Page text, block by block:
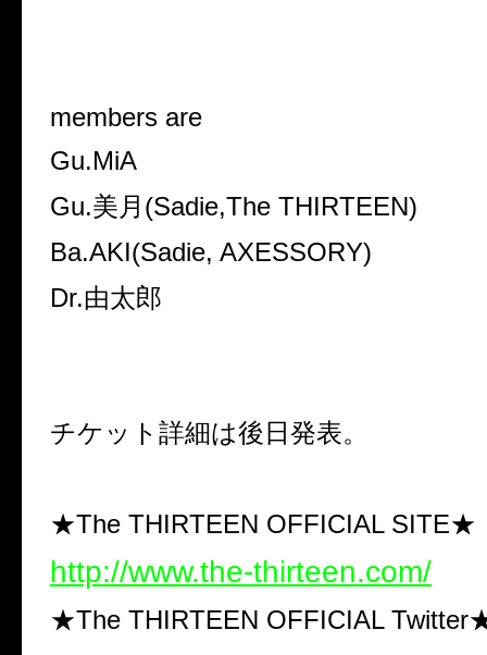
members are
Gu.MiA
Gu.美月 (Sadie,The THIRTEEN)
Ba.AKI(Sadie, AXESSORY)
Dr.由太郎
チケット詳細は後日発表。
★The THIRTEEN OFFICIAL SITE★
http://www.the-thirteen.com/
★The THIRTEEN OFFICIAL